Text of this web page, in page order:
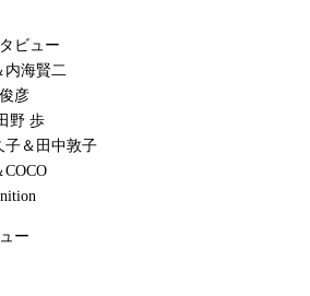
ビュー
内海賢二
彦
野 歩
子＆田中敦子
ー